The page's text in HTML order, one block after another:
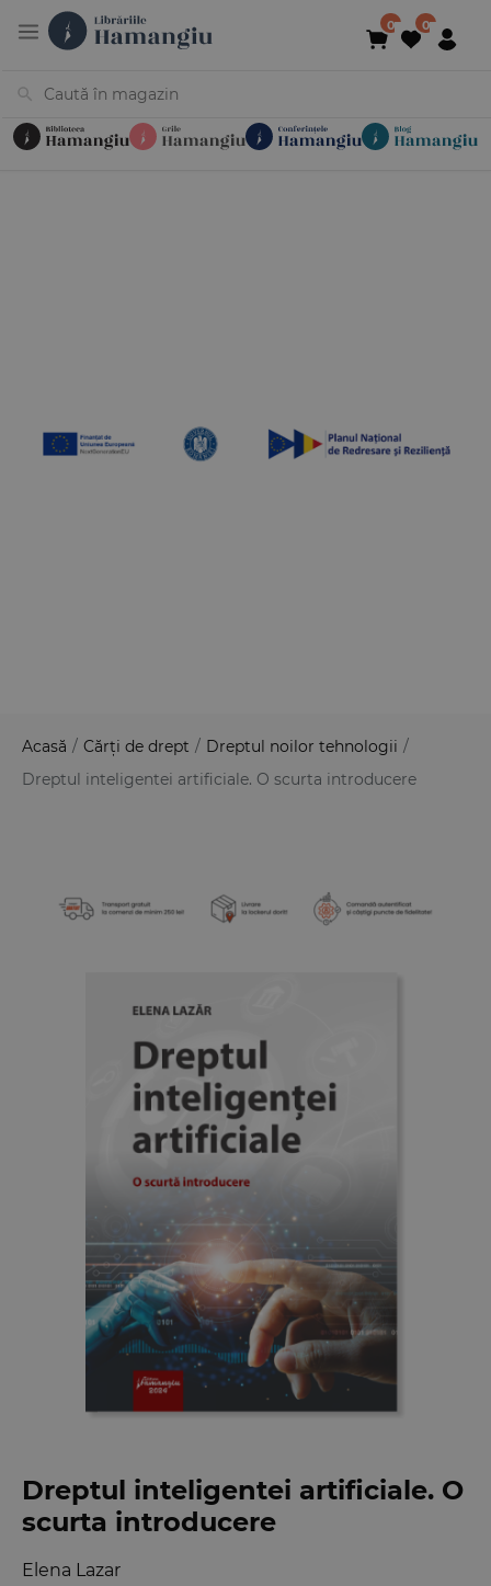
Acasă / Cărți de drept / Dreptul noilor tehnologii /
Dreptul inteligentei artificiale. O scurta introducere
Dreptul inteligentei artificiale. O
scurta introducere
Elena Lazar